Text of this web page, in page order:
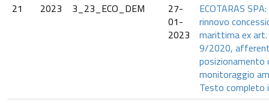
21
2023 3_23_ECO_DEM
27-
01-
2023
ECOTARAS
rinnovo
marittima ex art.
9/2020,
posizionamento
monitoraggio
Testo completo